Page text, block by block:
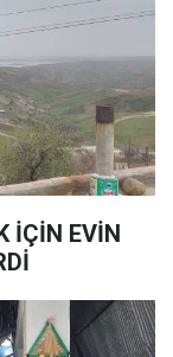
İÇİN EVİN